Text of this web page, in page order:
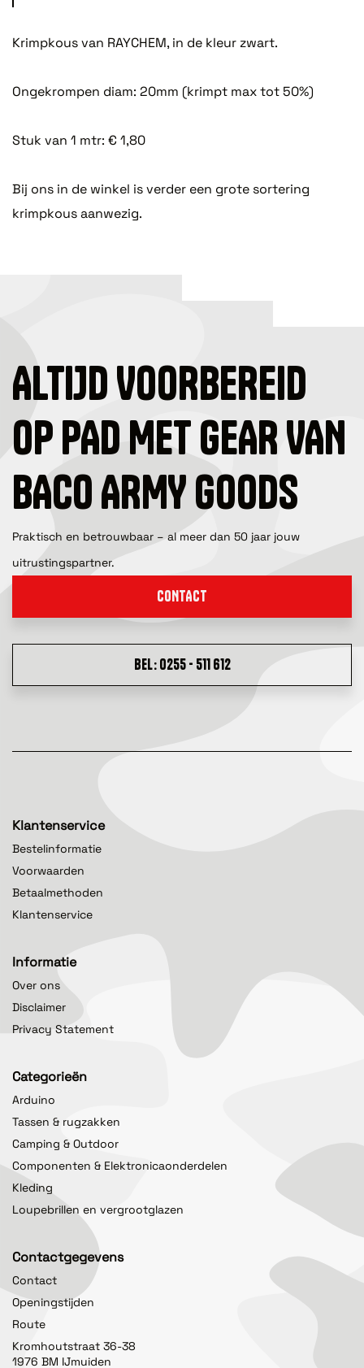
Krimpkous van RAYCHEM, in de kleur zwart.
Ongekrompen diam: 20mm (krimpt max tot 50%)
Stuk van 1 mtr: € 1,80
Bij ons in de winkel is verder een grote sortering
krimpkous aanwezig.
ALTIJD VOORBEREID
OP PAD MET GEAR VAN
BACO ARMY GOODS
Praktisch en betrouwbaar – al meer dan 50 jaar jouw
uitrustingspartner.
CONTACT
BEL: 0255 - 511 612
Klantenservice
Bestelinformatie
Voorwaarden
Betaalmethoden
Klantenservice
Informatie
Over ons
Disclaimer
Privacy Statement
Categorieën
Arduino
Tassen & rugzakken
Camping & Outdoor
Componenten & Elektronicaonderdelen
Kleding
Loupebrillen en vergrootglazen
Contactgegevens
Contact
Openingstijden
Route
Kromhoutstraat 36-38
1976 BM IJmuiden